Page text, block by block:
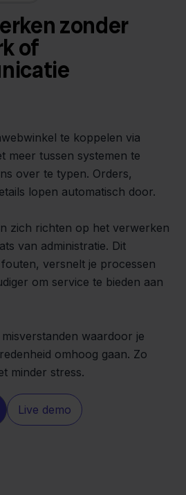
zonder
of
te koppelen via
meer tussen systemen te
over te typen. Orders,
lopen automatisch door.
zich richten op het verwerken
van administratie. Dit
versnelt je processen
om service te bieden aan
waardoor je
omhoog gaan. Zo
minder stress.
Live demo